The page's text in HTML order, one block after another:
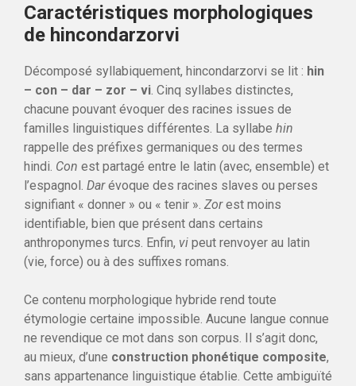
Caractéristiques morphologiques
de hincondarzorvi
Décomposé syllabiquement, hincondarzorvi se lit : hin
– con – dar – zor – vi. Cinq syllabes distinctes,
chacune pouvant évoquer des racines issues de
familles linguistiques différentes. La syllabe hin
rappelle des préfixes germaniques ou des termes
hindi. Con est partagé entre le latin (avec, ensemble) et
l’espagnol. Darévoque des racines slaves ou perses
signifiant « donner » ou « tenir ». Zorest moins
identifiable, bien que présent dans certains
anthroponymes turcs. Enfin, vi peut renvoyer au latin
(vie, force) ou à des suffixes romans.
Ce contenu morphologique hybride rend toute
étymologie certaine impossible. Aucune langue connue
ne revendique ce mot dans son corpus. Il s’agit donc,
au mieux, d’une construction phonétique composite,
sans appartenance linguistique établie. Cette ambiguïté